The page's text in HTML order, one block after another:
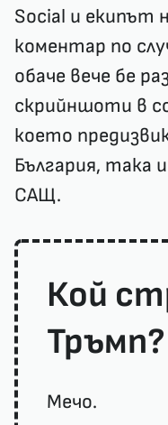
Social и екипът
коментар по
обаче вече бе
скрийншоти в
което
България, така
САЩ.
Кой
Тръмп?
Мечо.